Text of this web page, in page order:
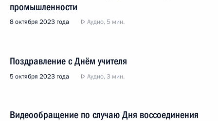
промышленности
8 октября 2023 года Аудио, 5 мин.
Поздравление с Днём учителя
5 октября 2023 года Аудио, 3 мин.
Видеообращение по случаю Дня воссоединения